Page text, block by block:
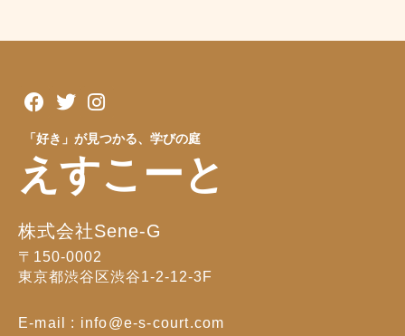
「好き」が見つかる、学びの庭
えすこーと
株式会社Sene-G
〒150-0002
東京都渋谷区渋谷1-2-12-3F
E-mail : info@e-s-court.com